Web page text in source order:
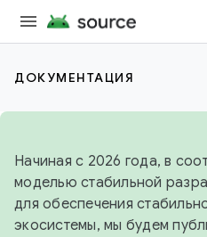
ДОКУМЕНТАЦИЯ
Начиная с 2026 года, в
моделью стабильной
для обеспечения
экосистемы, мы будем